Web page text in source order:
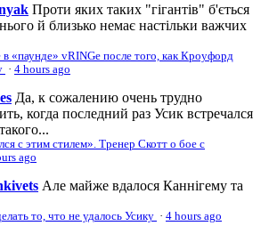
Проти яких таких "гігантів" б'ється
й близько немає настільки важчих
в «паунде» vRINGe после того, как Кроуфорд
· 4 hours ago
Да, к сожалению очень трудно
когда последний раз Усик встречался
с этим стилем». Тренер Скотт о бое с
ago
Але майже вдалося Каннігему та
то, что не удалось Усику · 4 hours ago